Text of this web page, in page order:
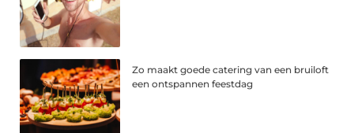
Zo maakt goede catering van een bruiloft
een ontspannen feestdag